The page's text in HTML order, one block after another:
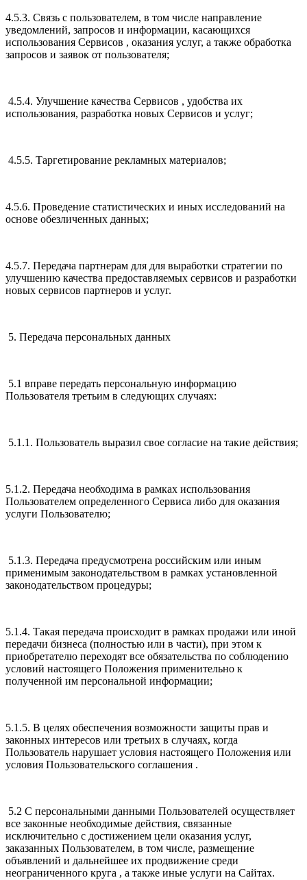
4.5.3. Связь с пользователем, в том числе направление
уведомлений, запросов и информации, касающихся
использования Сервисов , оказания услуг, а также обработка
запросов и заявок от пользователя;
4.5.4. Улучшение качества Сервисов , удобства их
использования, разработка новых Сервисов и услуг;
4.5.5. Таргетирование рекламных материалов;
4.5.6. Проведение статистических и иных исследований на
основе обезличенных данных;
4.5.7. Передача партнерам для для выработки стратегии по
улучшению качества предоставляемых сервисов и разработки
новых сервисов партнеров и услуг.
5. Передача персональных данных
5.1 вправе передать персональную информацию
Пользователя третьим в следующих случаях:
5.1.1. Пользователь выразил свое согласие на такие действия;
5.1.2. Передача необходима в рамках использования
Пользователем определенного Сервиса либо для оказания
услуги Пользователю;
5.1.3. Передача предусмотрена российским или иным
применимым законодательством в рамках установленной
законодательством процедуры;
5.1.4. Такая передача происходит в рамках продажи или иной
передачи бизнеса (полностью или в части), при этом к
приобретателю переходят все обязательства по соблюдению
условий настоящего Положения применительно к
полученной им персональной информации;
5.1.5. В целях обеспечения возможности защиты прав и
законных интересов или третьих в случаях, когда
Пользователь нарушает условия настоящего Положения или
условия Пользовательского соглашения .
5.2 С персональными данными Пользователей осуществляет
все законные необходимые действия, связанные
исключительно с достижением цели оказания услуг,
заказанных Пользователем, в том числе, размещение
объявлений и дальнейшее их продвижение среди
неограниченного круга , а также иные услуги на Сайтах.